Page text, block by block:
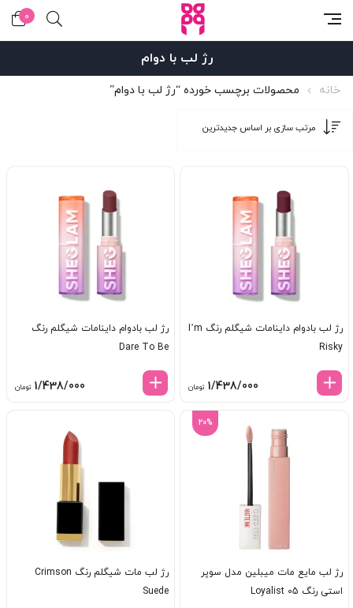
0
رژ لب با دوام
خانه محصولات برچسب خورده “رژ لب با دوام”
رژ لب بادوام داینامات شیگلم رنگ I’m
Risky
1/438/000 تومان
رژ لب بادوام داینامات شیگلم رنگ
Dare To Be
1/438/000 تومان
20%
رژ لب مایع مات میبلین مدل سوپر
استی رنگ Loyalist 05
رژ لب مات شیگلم رنگ Crimson
Suede